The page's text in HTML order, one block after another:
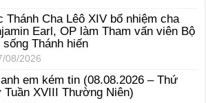
Thánh Cha Lêô XIV bổ nhiệm cha
Earl, OP làm Tham vấn viên Bộ
Thánh hiến
08/2026
em kém tin (08.08.2026 – Thứ
Tuần XVIII Thường Niên)